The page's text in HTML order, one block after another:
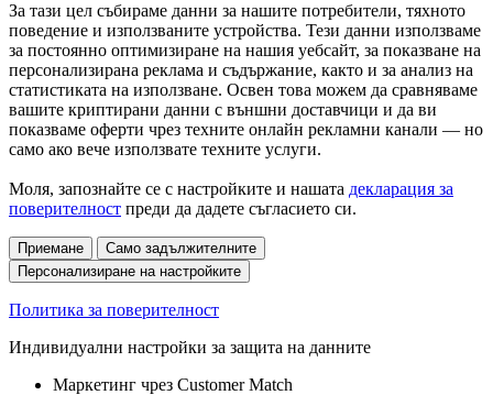
За тази цел събираме данни за нашите потребители, тяхното
поведение и използваните устройства. Тези данни използваме
за постоянно оптимизиране на нашия уебсайт, за показване на
персонализирана реклама и съдържание, както и за анализ на
статистиката на използване. Освен това можем да сравняваме
вашите криптирани данни с външни доставчици и да ви
показваме оферти чрез техните онлайн рекламни канали — но
само ако вече използвате техните услуги.
Моля, запознайте се с настройките и нашата декларация за
поверителност преди да дадете съгласието си.
Приемане
Само задължителните
Персонализиране на настройките
Политика за поверителност
Индивидуални настройки за защита на данните
Маркетинг чрез Customer Match